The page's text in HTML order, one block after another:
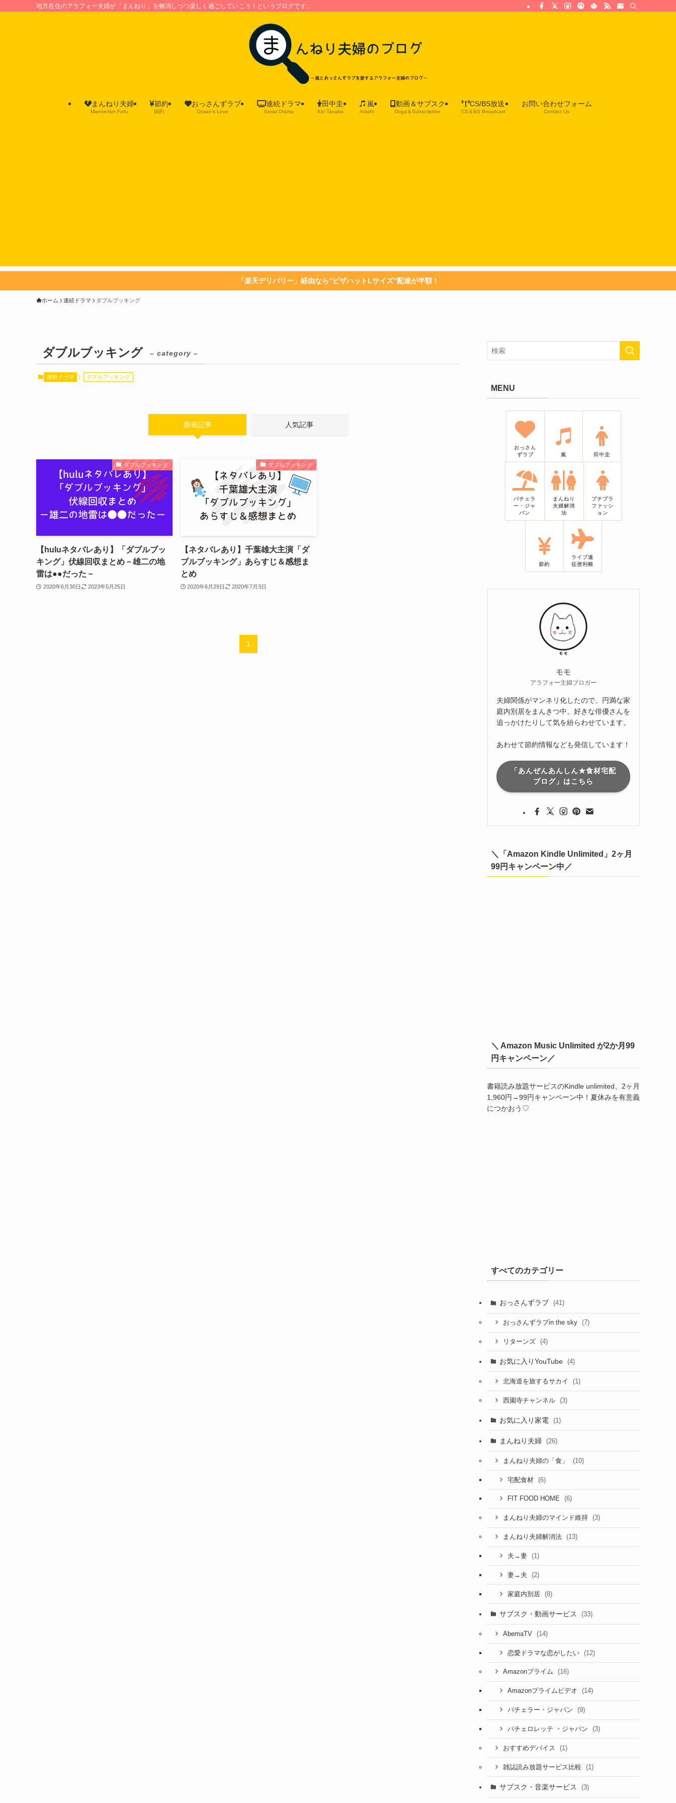
地方在住のアラフォー夫婦が「まんねり」を解消しつつ楽しく過ごしていこう！というブログです。
まんねり夫婦
Mannerism Fufu
節約
節約
おっさんずラブ
Ossan’s Love
連続ドラマ
Serial Drama
田中圭
Kei Tanaka
嵐
Arashi
動画＆サブスク
Doga＆Subscription
CS/BS放送
CS＆BS Broadcast
お問い合わせフォーム
Contact Us
「楽天デリバリー」経由なら”ピザハットLサイズ”配達が半額！
ホーム 連続ドラマ ダブルブッキング
ダブルブッキング – category –
連続ドラマ ダブルブッキング
新着記事 人気記事
ダブルブッキング
【huluネタバレあり】「ダブルブッ
キング」伏線回収まとめ－雄二の地
雷は●●だった－
2020年6月30日 2023年5月25日
ダブルブッキング
【ネタバレあり】千葉雄大主演「ダ
ブルブッキング」あらすじ＆感想ま
とめ
2020年6月29日 2020年7月3日
1
MENU
おっさん
ずラブ
嵐 田中圭
バチェラ
ー・ジャ
パン
まんねり
夫婦解消
法
プチプラ
ファッシ
ョン
節約
ライブ遠
征便利帳
モモ
アラフォー主婦ブロガー
夫婦関係がマンネリ化したので、円満な家
庭内別居をまんきつ中。好きな俳優さんを
追っかけたりして気を紛らわせています。
あわせて節約情報なども発信しています！
「あんぜんあんしん★食材宅配
ブログ」はこちら
＼「Amazon Kindle Unlimited」2ヶ月
99円キャンペーン中／
＼ Amazon Music Unlimited が2か月99
円キャンペーン／
書籍読み放題サービスのKindle unlimited、2ヶ月
1,960円→99円キャンペーン中！夏休みを有意義
につかおう♡
すべてのカテゴリー
おっさんずラブ (41)
おっさんずラブin the sky (7)
リターンズ (4)
お気に入りYouTube (4)
北海道を旅するサカイ (1)
西園寺チャンネル (3)
お気に入り家電 (1)
まんねり夫婦 (26)
まんねり夫婦の「食」 (10)
宅配食材 (6)
FIT FOOD HOME (6)
まんねり夫婦のマインド維持 (3)
まんねり夫婦解消法 (13)
夫→妻 (1)
妻→夫 (2)
家庭内別居 (8)
サブスク・動画サービス (33)
AbemaTV (14)
恋愛ドラマな恋がしたい (12)
Amazonプライム (16)
Amazonプライムビデオ (14)
バチェラー・ジャパン (9)
バチェロレッテ ・ジャパン (3)
おすすめデバイス (1)
雑誌読み放題サービス比較 (1)
サブスク・音楽サービス (3)